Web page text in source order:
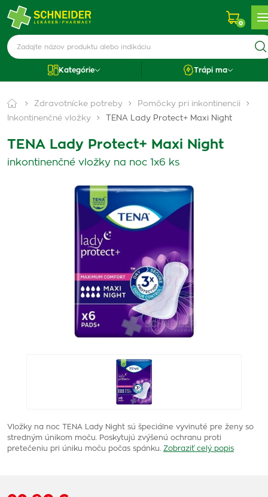
0
Kategórie Trápi ma
Zdravotnícke potreby
Pomôcky pri inkontinencii
Inkontinenčné vložky
TENA Lady Protect+ Maxi Night
TENA Lady Protect+ Maxi Night
inkontinenčné vložky na noc 1x6 ks
Vložky na noc TENA Lady Night sú špeciálne vyvinuté pre ženy so
stredným únikom moču. Poskytujú zvýšenú ochranu proti
pretečeniu pri úniku moču počas spánku. Zobraziť celý popis